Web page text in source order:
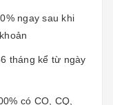
ngay sau khi
tháng kể từ ngày
có CO, CQ,